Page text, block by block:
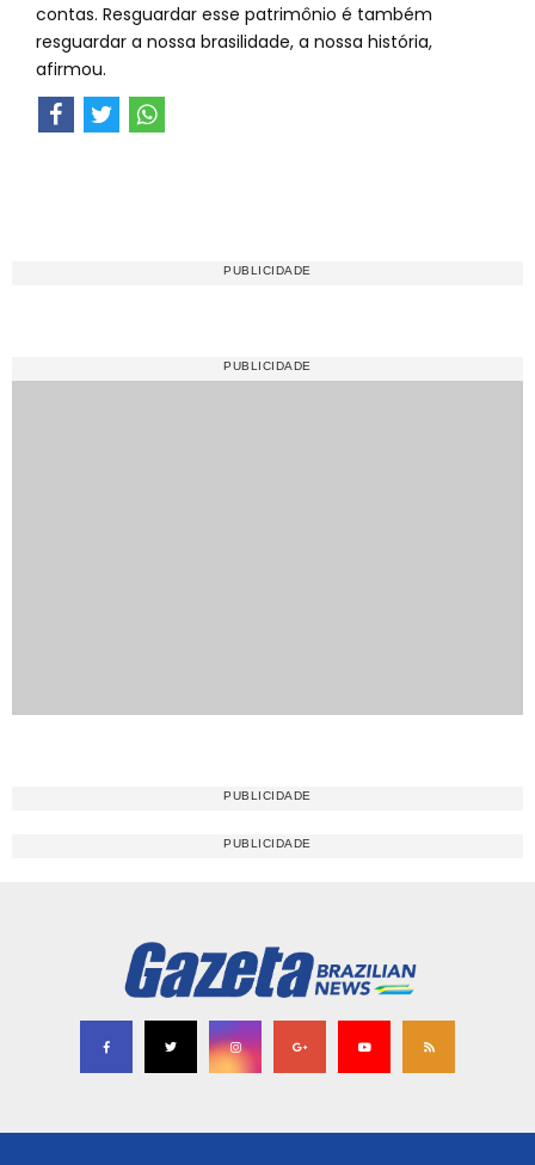
contas. Resguardar esse patrimônio é também
resguardar a nossa brasilidade, a nossa história,
afirmou.